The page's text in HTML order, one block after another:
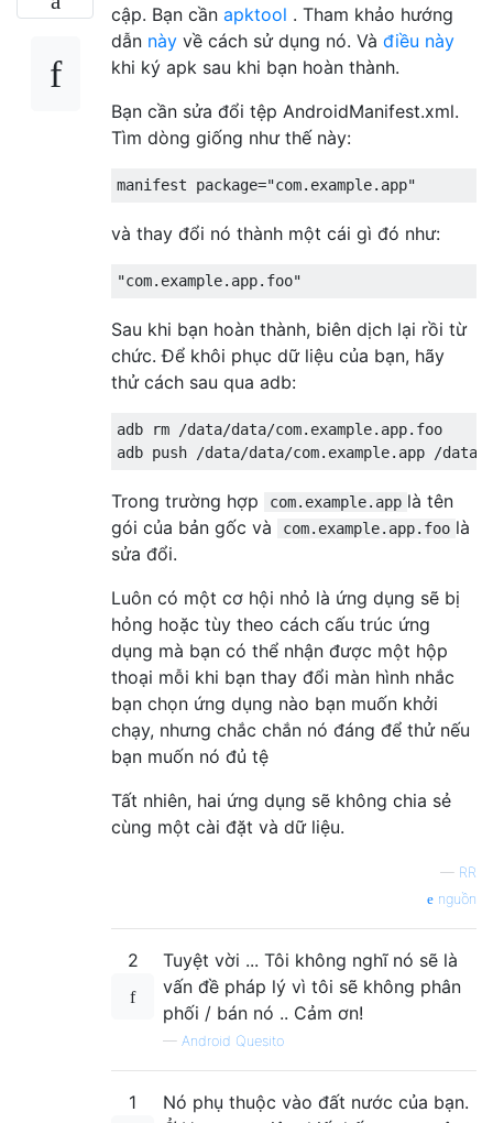
cập. Bạn cần apktool . Tham khảo hướng
dẫn này về cách sử dụng nó. Và điều này
khi ký apk sau khi bạn hoàn thành.
Bạn cần sửa đổi tệp AndroidManifest.xml.
Tìm dòng giống như thế này:
và thay đổi nó thành một cái gì đó như:
Sau khi bạn hoàn thành, biên dịch lại rồi từ
chức. Để khôi phục dữ liệu của bạn, hãy
thử cách sau qua adb:
adb rm /data/data/com.example.app.foo
Trong trường hợp com.example.app là tên
gói của bản gốc và
com.example.app.foo là
sửa đổi.
Luôn có một cơ hội nhỏ là ứng dụng sẽ bị
hỏng hoặc tùy theo cách cấu trúc ứng
dụng mà bạn có thể nhận được một hộp
thoại mỗi khi bạn thay đổi màn hình nhắc
bạn chọn ứng dụng nào bạn muốn khởi
chạy, nhưng chắc chắn nó đáng để thử nếu
bạn muốn nó đủ tệ
Tất nhiên, hai ứng dụng sẽ không chia sẻ
cùng một cài đặt và dữ liệu.
— RR
nguồn
2
Tuyệt vời ... Tôi không nghĩ nó sẽ là
vấn đề pháp lý vì tôi sẽ không phân
phối / bán nó .. Cảm ơn!
— Android Quesito
1
Nó phụ thuộc vào đất nước của bạn.